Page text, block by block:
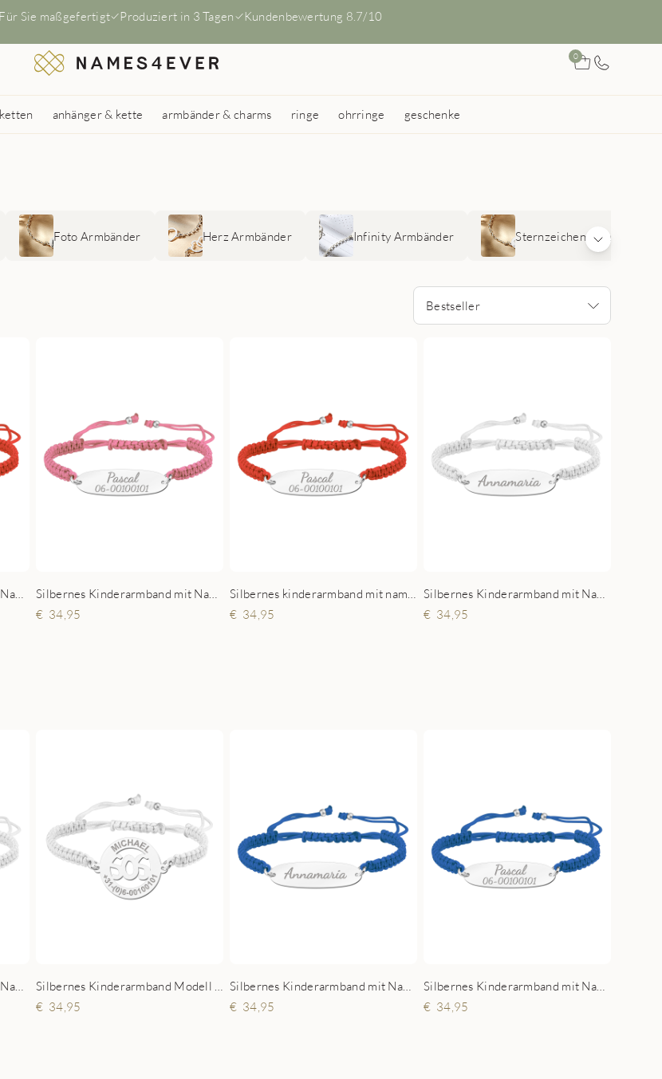
Für Sie maßgefertigt Produziert in 3 Tagen Kundenbewertung 8.7/10
0
anhänger & kette armbänder & charms ringe ohrringe geschenke
Foto Armbänder Herz Armbänder Infinity Armbänder Sternzeichen Armbänder
Bestseller
34,95
34,95
34,95
34,95
34,95
34,95